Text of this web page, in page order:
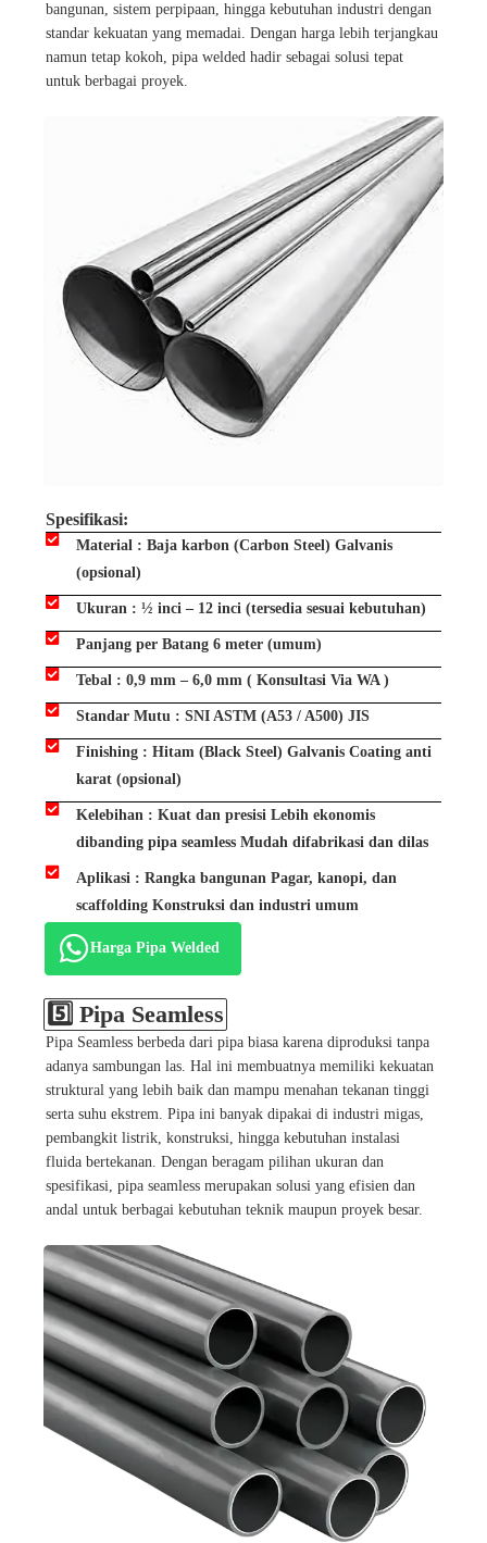
bangunan, sistem perpipaan, hingga kebutuhan industri dengan
standar kekuatan yang memadai. Dengan harga lebih terjangkau
namun tetap kokoh, pipa welded hadir sebagai solusi tepat
untuk berbagai proyek.
Spesifikasi:
Material : Baja karbon (Carbon Steel) Galvanis
(opsional)
Ukuran : ½ inci – 12 inci (tersedia sesuai kebutuhan)
Panjang per Batang 6 meter (umum)
Tebal : 0,9 mm – 6,0 mm ( Konsultasi Via WA )
Standar Mutu : SNI ASTM (A53 / A500) JIS
Finishing : Hitam (Black Steel) Galvanis Coating anti
karat (opsional)
Kelebihan : Kuat dan presisi Lebih ekonomis
dibanding pipa seamless Mudah difabrikasi dan dilas
Aplikasi : Rangka bangunan Pagar, kanopi, dan
scaffolding Konstruksi dan industri umum
Harga Pipa Welded
5️⃣ Pipa Seamless
Pipa Seamless berbeda dari pipa biasa karena diproduksi tanpa
adanya sambungan las. Hal ini membuatnya memiliki kekuatan
struktural yang lebih baik dan mampu menahan tekanan tinggi
serta suhu ekstrem. Pipa ini banyak dipakai di industri migas,
pembangkit listrik, konstruksi, hingga kebutuhan instalasi
fluida bertekanan. Dengan beragam pilihan ukuran dan
spesifikasi, pipa seamless merupakan solusi yang efisien dan
andal untuk berbagai kebutuhan teknik maupun proyek besar.